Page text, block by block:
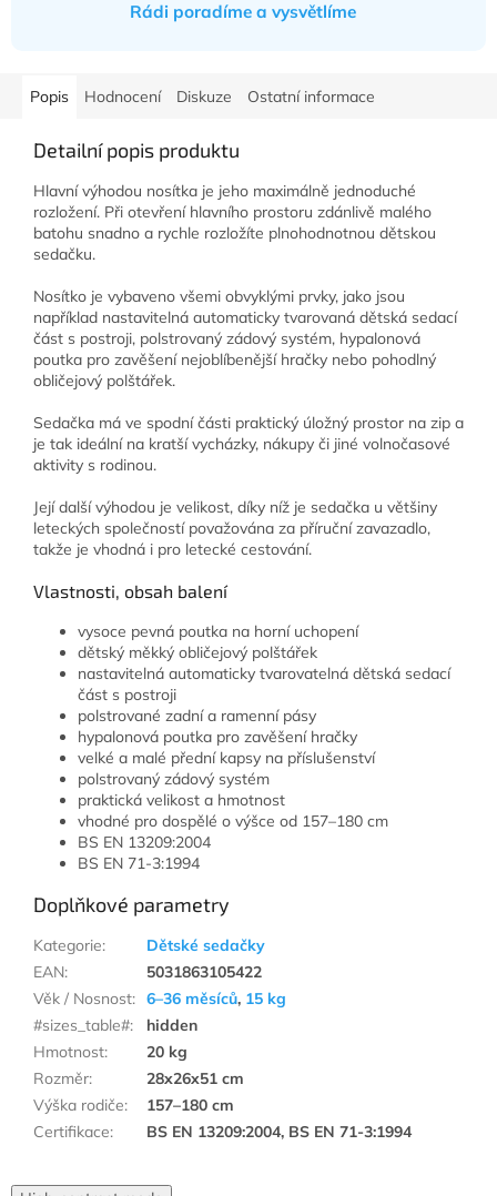
Rádi poradíme a vysvětlíme
Popis Hodnocení Diskuze Ostatní informace
Detailní popis produktu
Hlavní výhodou nosítka je jeho maximálně jednoduché
rozložení. Při otevření hlavního prostoru zdánlivě malého
batohu snadno a rychle rozložíte plnohodnotnou dětskou
sedačku.
Nosítko je vybaveno všemi obvyklými prvky, jako jsou
například nastavitelná automaticky tvarovaná dětská sedací
část s postroji, polstrovaný zádový systém, hypalonová
poutka pro zavěšení nejoblíbenější hračky nebo pohodlný
obličejový polštářek.
Sedačka má ve spodní části praktický úložný prostor na zip a
je tak ideální na kratší vycházky, nákupy či jiné volnočasové
aktivity s rodinou.
Její další výhodou je velikost, díky níž je sedačka u většiny
leteckých společností považována za příruční zavazadlo,
takže je vhodná i pro letecké cestování.
Vlastnosti, obsah balení
vysoce pevná poutka na horní uchopení
dětský měkký obličejový polštářek
nastavitelná automaticky tvarovatelná dětská sedací
část s postroji
polstrované zadní a ramenní pásy
hypalonová poutka pro zavěšení hračky
velké a malé přední kapsy na příslušenství
polstrovaný zádový systém
praktická velikost a hmotnost
vhodné pro dospělé o výšce od 157–180 cm
BS EN 13209:2004
BS EN 71-3:1994
Doplňkové parametry
Kategorie:
Dětské sedačky
EAN:
5031863105422
Věk / Nosnost: 6–36 měsíců, 15 kg
#sizes_table#:
hidden
Hmotnost:
20 kg
Rozměr:
28x26x51 cm
Výška rodiče:
157–180 cm
Certifikace: BS EN 13209:2004, BS EN 71-3:1994